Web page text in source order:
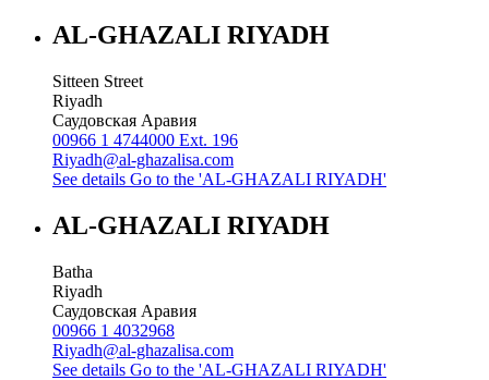
AL-GHAZALI RIYADH
Sitteen Street
Riyadh
Саудовская Аравия
00966 1 4744000 Ext. 196
Riyadh@al-ghazalisa.com
See details Go to the 'AL-GHAZALI RIYADH'
AL-GHAZALI RIYADH
Batha
Riyadh
Саудовская Аравия
00966 1 4032968
Riyadh@al-ghazalisa.com
See details Go to the 'AL-GHAZALI RIYADH'